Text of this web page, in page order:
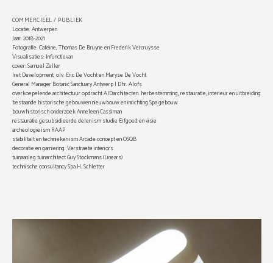
COMMERCIEEL / PUBLIEK
Locatie: Antwerpen
Jaar: 2018-2021
Fotografie: Cafeine, Thomas De Bruyne en Frederik Vercruysse
Visualisaties: Infunctievan
cover: Samuel Zeller
Iret Development, olv. Eric De Vocht en Maryse De Vocht.
General Manager Botanic Sanctuary Antwerp l Dhr. Alofs
overkoepelende architectuur opdracht AIDarchitecten: herbestemming, restauratie, interieur en uitbreiding
bestaande historische gebouwen nieuwbouw en inrichting Spa gebouw
bouwhistorisch onderzoek Anneleen Cassiman
restauratie gesubsidieerde delen ism studie Erfgoed en visie
archeologie ism RAAP
stabiliteit en technieken ism Arcade concept en OSQB
decoratie en garniering: Verstraete interiors
tuinaanleg tuinarchitect Guy Stockmans (Linears)
technische consultancy Spa H. Schletter